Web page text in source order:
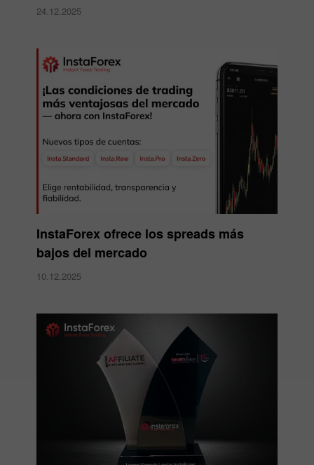
24.12.2025
InstaForex ofrece los spreads más
bajos del mercado
10.12.2025